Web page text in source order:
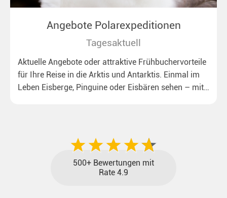
Angebote Polarexpeditionen
Tagesaktuell
Aktuelle Angebote oder attraktive Frühbuchervorteile
für Ihre Reise in die Arktis und Antarktis. Einmal im
Leben Eisberge, Pinguine oder Eisbären sehen – mit
500+ Bewertungen mit
Rate 4.9